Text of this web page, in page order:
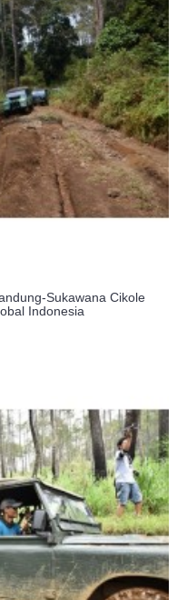
Sukawana Cikole
Indonesia